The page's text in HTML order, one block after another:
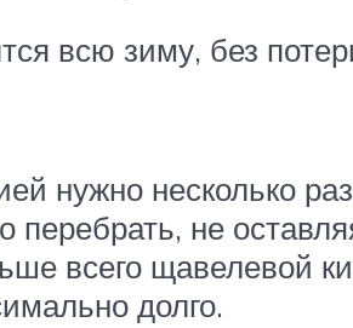
всю зиму, без
нужно несколько
перебрать, не
всего щавелевой
долго.